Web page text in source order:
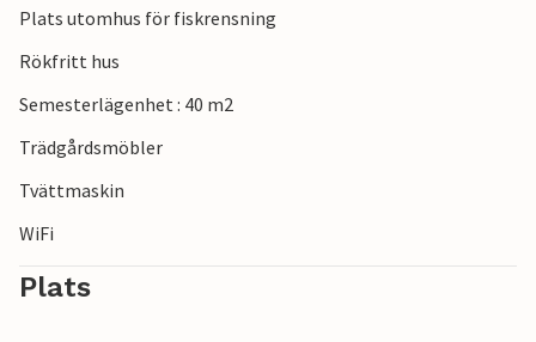
Plats utomhus för fiskrensning
Rökfritt hus
Semesterlägenhet : 40 m2
Trädgårdsmöbler
Tvättmaskin
WiFi
Plats